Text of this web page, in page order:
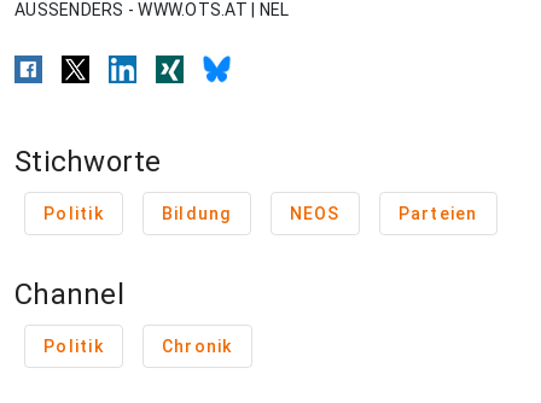
AUSSENDERS - WWW.OTS.AT | NEL
Stichworte
Politik Bildung NEOS Parteien
Channel
Politik Chronik